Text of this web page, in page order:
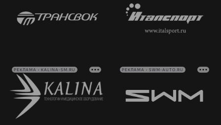
РЕКЛАМА • KALINA-SM.RU РЕКЛАМА • SWM-AUTO.RU